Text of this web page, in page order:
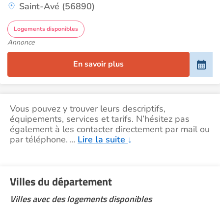
Saint-Avé (56890)
Logements disponibles
Annonce
En savoir plus
Vous pouvez y trouver leurs descriptifs,
équipements, services et tarifs. N’hésitez pas
également à les contacter directement par mail ou
par téléphone. … Lire la suite ↓
Villes du département
Villes avec des logements disponibles